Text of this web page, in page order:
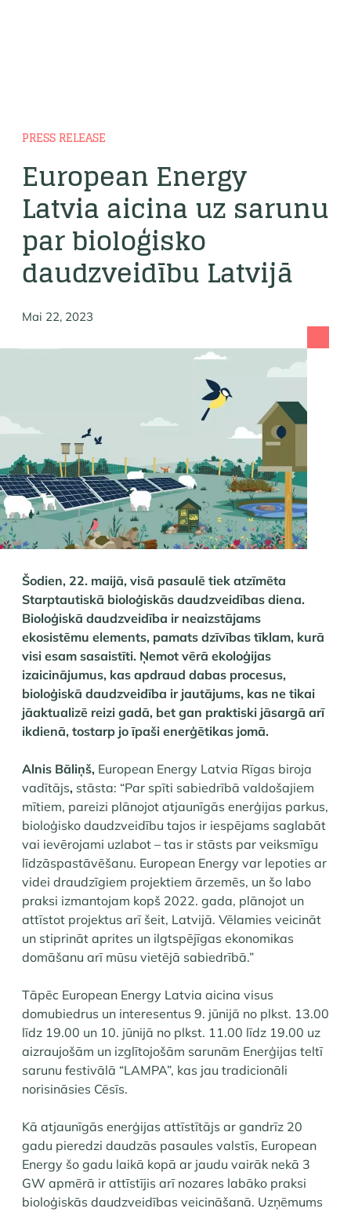
PRESS RELEASE
European Energy
Latvia aicina uz sarunu
par bioloģisko
daudzveidību Latvijā
Mai 22, 2023
Šodien, 22. maijā, visā pasaulē tiek atzīmēta
Starptautiskā bioloģiskās daudzveidības diena.
Bioloģiskā daudzveidība ir neaizstājams
ekosistēmu elements, pamats dzīvības tīklam, kurā
visi esam sasaistīti. Ņemot vērā ekoloģijas
izaicinājumus, kas apdraud dabas procesus,
bioloģiskā daudzveidība ir jautājums, kas ne tikai
jāaktualizē reizi gadā, bet gan praktiski jāsargā arī
ikdienā, tostarp jo īpaši enerģētikas jomā.
Alnis Bāliņš, European Energy Latvia Rīgas biroja
vadītājs, stāsta: “Par spīti sabiedrībā valdošajiem
mītiem, pareizi plānojot atjaunīgās enerģijas parkus,
bioloģisko daudzveidību tajos ir iespējams saglabāt
vai ievērojami uzlabot – tas ir stāsts par veiksmīgu
līdzāspastāvēšanu. European Energy var lepoties ar
videi draudzīgiem projektiem ārzemēs, un šo labo
praksi izmantojam kopš 2022. gada, plānojot un
attīstot projektus arī šeit, Latvijā. Vēlamies veicināt
un stiprināt aprites un ilgtspējīgas ekonomikas
domāšanu arī mūsu vietējā sabiedrībā.”
Tāpēc European Energy Latvia aicina visus
domubiedrus un interesentus 9. jūnijā no plkst. 13.00
līdz 19.00 un 10. jūnijā no plkst. 11.00 līdz 19.00 uz
aizraujošām un izglītojošām sarunām Enerģijas teltī
sarunu festivālā “LAMPA”, kas jau tradicionāli
norisināsies Cēsīs.
Kā atjaunīgās enerģijas attīstītājs ar gandrīz 20
gadu pieredzi daudzās pasaules valstīs, European
Energy šo gadu laikā kopā ar jaudu vairāk nekā 3
GW apmērā ir attīstījis arī nozares labāko praksi
bioloģiskās daudzveidības veicināšanā. Uzņēmums